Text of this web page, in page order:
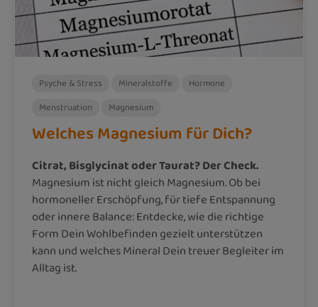
Psyche & Stress Mineralstoffe
Hormone
Menstruation
Magnesium
Welches Magnesium für Dich?
Citrat, Bisglycinat oder Taurat? Der Check.
Magnesium ist nicht gleich Magnesium. Ob bei
hormoneller Erschöpfung, für tiefe Entspannung
oder innere Balance: Entdecke, wie die richtige
Form Dein Wohlbefinden gezielt unterstützen
kann und welches Mineral Dein treuer Begleiter im
Alltag ist.